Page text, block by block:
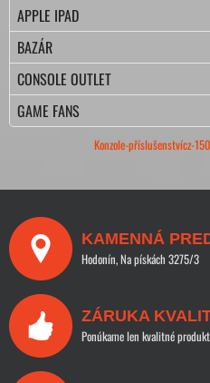
APPLE IPAD
BAZÁR
CONSOLE OUTLET
GAME FANS
Konzole-příslušenstvícz-
KAMENNÁ
Hodonín, Na pískách 3275/3
ZÁRUKA
Ponúkame len kvalitné